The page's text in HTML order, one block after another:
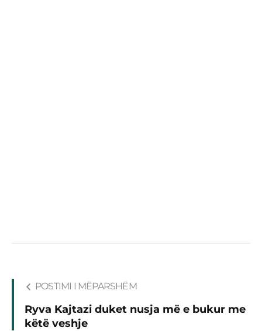
POSTIMI I MËPARSHËM
Ryva Kajtazi duket nusja më e bukur me
këtë veshje